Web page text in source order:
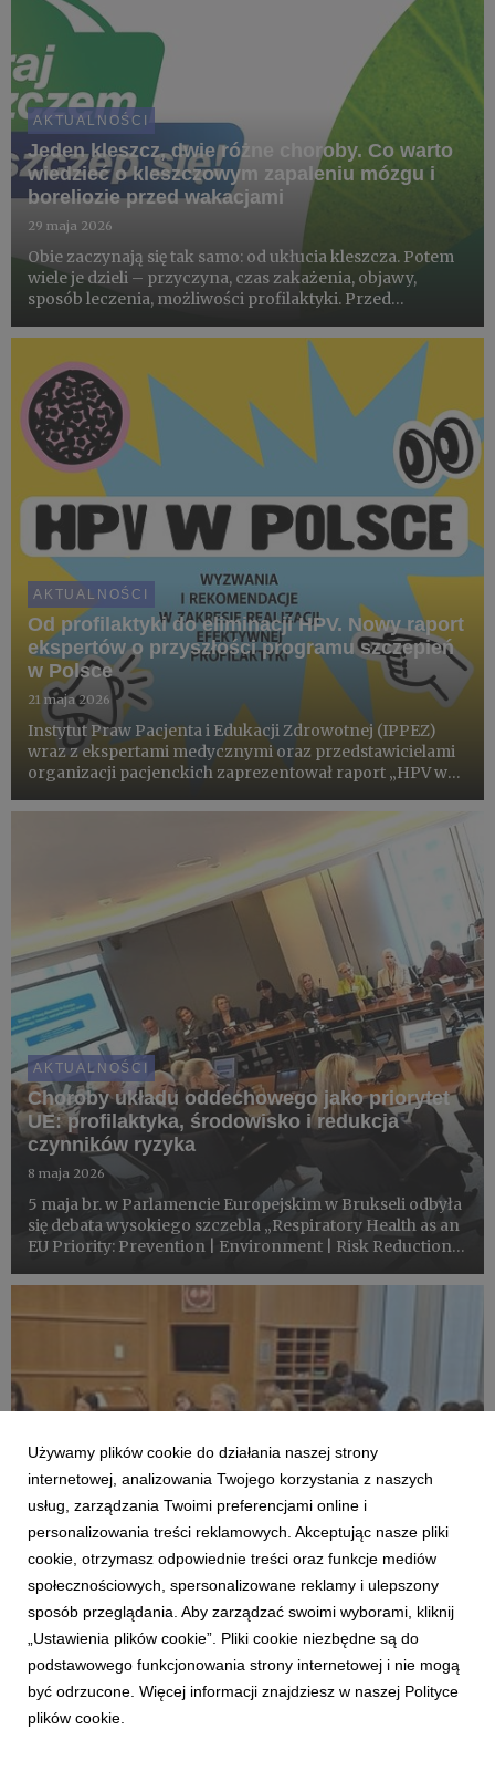
AKTUALNOŚCI
Jeden kleszcz, dwie różne choroby. Co warto
wiedzieć o kleszczowym zapaleniu mózgu i
boreliozie przed wakacjami
29 maja 2026
Obie zaczynają się tak samo: od ukłucia kleszcza. Potem
wiele je dzieli – przyczyna, czas zakażenia, objawy,
sposób leczenia, możliwości profilaktyki. Przed
czym właściwie różnią się te dwie choroby, i które
„prawdy” o k...
AKTUALNOŚCI
Od profilaktyki do eliminacji HPV. Nowy raport
ekspertów o przyszłości programu szczepień
w Polsce
21 maja 2026
Instytut Praw Pacjenta i Edukacji Zdrowotnej (IPPEZ)
wraz z ekspertami medycznymi oraz przedstawicielami
organizacji pacjenckich zaprezentował raport „HPV w
efektywnej profilaktyki”, poświęcony sytuacji
AKTUALNOŚCI
Choroby układu oddechowego jako priorytet
UE: profilaktyka, środowisko i redukcja
czynników ryzyka
8 maja 2026
5 maja br. w Parlamencie Europejskim w Brukseli odbyła
się debata wysokiego szczebla „Respiratory Health as an
EU Priority: Prevention | Environment | Risk Reduction”,
wyzwaniom stojącym przed przyszłą europejską
polityką zdrowo...
AKTUALNOŚCI
Europejski apel o wzmocnienie zdrowia
układu oddechowego. Eksperci i organizacje
pacjenckie przedstawiają 11 kluczowych
rekomendacji
26 marca 2026
W odpowiedzi na rosnące obciążenie chorobami układu
oddechowego w Europie, międzynarodowa koalicja
organizacji pacjenckich, środowisk naukowych oraz
Używamy plików cookie do działania naszej strony
internetowej, analizowania Twojego korzystania z naszych
usług, zarządzania Twoimi preferencjami online i
personalizowania treści reklamowych. Akceptując nasze pliki
cookie, otrzymasz odpowiednie treści oraz funkcje mediów
społecznościowych, spersonalizowane reklamy i ulepszony
sposób przeglądania. Aby zarządzać swoimi wyborami, kliknij
„Ustawienia plików cookie”. Pliki cookie niezbędne są do
podstawowego funkcjonowania strony internetowej i nie mogą
być odrzucone. Więcej informacji znajdziesz w naszej Polityce
plików cookie.